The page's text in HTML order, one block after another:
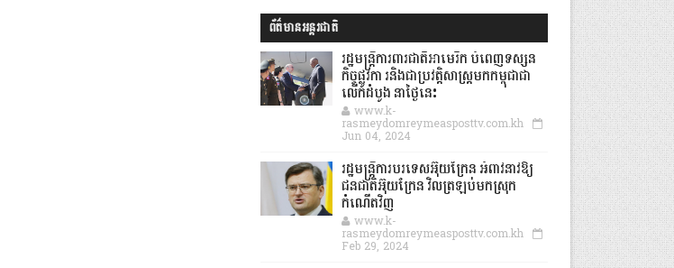
ព័ត៌មានអន្តរជាតិ
រដ្ឋមន្រ្តីការពារជាតិអាមេរិក បំពេញទស្សន
កិច្ចផ្លូវកា រនិងជាប្រវត្តិសាស្រ្តមកកម្ពុជាជា
លើកដំបូង នាថ្ងៃនេះ
www.k-
rasmeydomreymeasposttv.com.kh
Jun 04, 2024
រដ្ឋមន្ត្រីការបរទេសអ៊ុយក្រែន អំពាវនាវឱ្យ
ជនជាតិអ៊ុយក្រែន វិលត្រឡប់មកស្រុក
កំណើតវិញ
www.k-
rasmeydomreymeasposttv.com.kh
Feb 29, 2024